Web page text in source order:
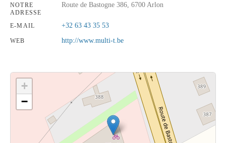
NOTRE
ADRESSE
Route de Bastogne 386, 6700 Arlon
E-MAIL +32 63 43 35 53
WEB http://www.multi-t.be
Cliquez sur le bouton pour afficher la carte.
Voir la carte
+
−